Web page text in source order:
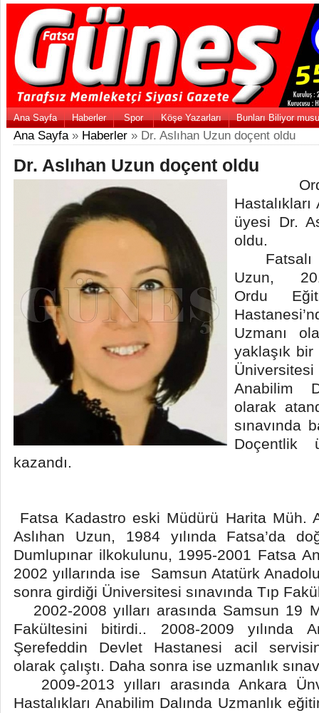
Ana Sayfa Haberler Spor Köşe Yazarları Bunları Biliyor
Ana Sayfa» Haberler » Dr. Aslıhan Uzun doçent oldu
Dr. Aslıhan Uzun doçent oldu
Ordu
üyesi Dr.
oldu.
Fatsalı
Uzun,
Ordu
Uzmanı
yaklaşık
Anabilim
olarak
sınavında
Doçentlik
kazandı.
Fatsa Kadastro eski Müdürü Harita Müh.
Aslıhan Uzun, 1984 yılında Fatsa’da
Dumlupınar ilkokulunu, 1995-2001 Fatsa
2002 yıllarında ise Samsun Atatürk
sonra girdiği Üniversitesi sınavında Tıp
2002-2008 yılları arasında Samsun 19
Fakültesini bitirdi.. 2008-2009 yılında
Şerefeddin Devlet Hastanesi acil
olarak çalıştı. Daha sonra ise uzmanlık
2009-2013 yılları arasında Ankara
Hastalıkları Anabilim Dalında Uzmanlık